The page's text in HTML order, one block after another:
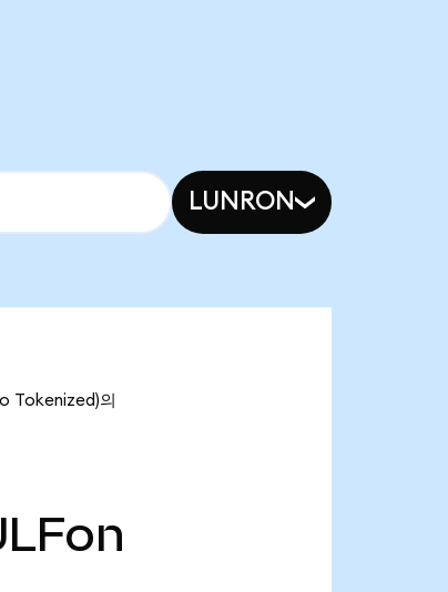
LUNRON
Tokenized)의